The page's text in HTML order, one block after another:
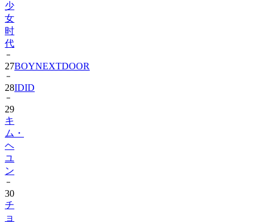
少
女
时
代
27BOYNEXTDOOR
28IDID
29
キ
ム・
ヘ
ユ
ン
30
チ
ョ